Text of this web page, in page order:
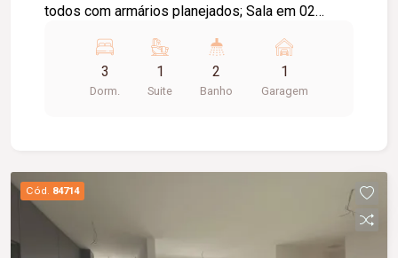
todos com armários planejados; Sala em 02
Banheiro social; Hall de circulação; Área de
serviço com armários planejados; 01 vaga de
garagem; O condomínio oferece: Portaria 24
planejados nos quartos, banheiros, cozinha e área
de serviço; Ambientes bem distribuídos,
proporcionando conforto e praticidade para toda
a família.
3
Dorm.
1
Suite
2
Banho
1
Garagem
Cód. 84714